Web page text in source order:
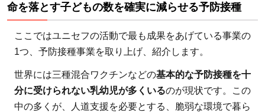
命を落とす子どもの数を確実に減らせる予防接種
ここではユニセフの活動で最も成果をあげている事業の
1つ、予防接種事業を取り上げ、紹介します。
世界には三種混合ワクチンなどの基本的な予防接種を十
分に受けられない乳幼児が多くいるのが現状です。この
中の多くが、人道支援を必要とする、脆弱な環境で暮ら